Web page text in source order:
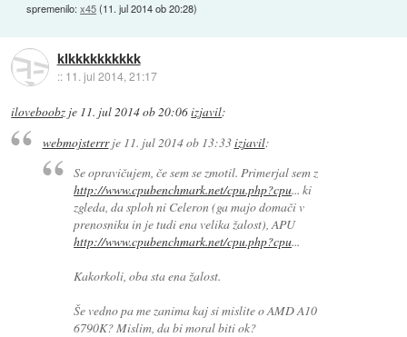
spremenilo:x45(11. jul 2014 ob 20:28)
klkkkkkkkkkk
:: 11. jul 2014, 21:17
iloveboobz je 11. jul 2014 ob 20:06izjavil:
webmojsterrrje 11. jul 2014 ob 13:33izjavil:
Se opravičujem, če sem se zmotil. Primerjal sem z
http://www.cpubenchmark.net/cpu.php?cpu... ki
zgleda, da sploh ni Celeron (ga majo domači v
prenosniku in je tudi ena velika žalost), APU
http://www.cpubenchmark.net/cpu.php?cpu...
Kakorkoli, oba sta ena žalost.
Še vedno pa me zanima kaj si mislite o AMD A10
6790K? Mislim, da bi moral biti ok?